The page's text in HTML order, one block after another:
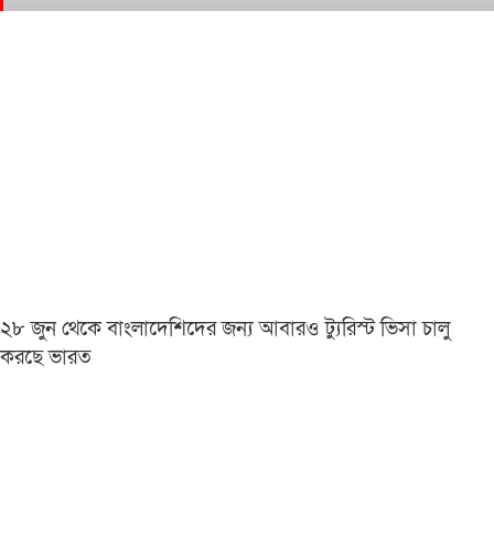
২৮ জুন থেকে বাংলাদেশিদের জন্য আবারও ট্যুরিস্ট ভিসা চালু
করছে ভারত